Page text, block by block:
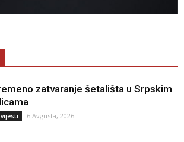
zatvaranje šetališta u Srpskim
6 Avgusta, 2026